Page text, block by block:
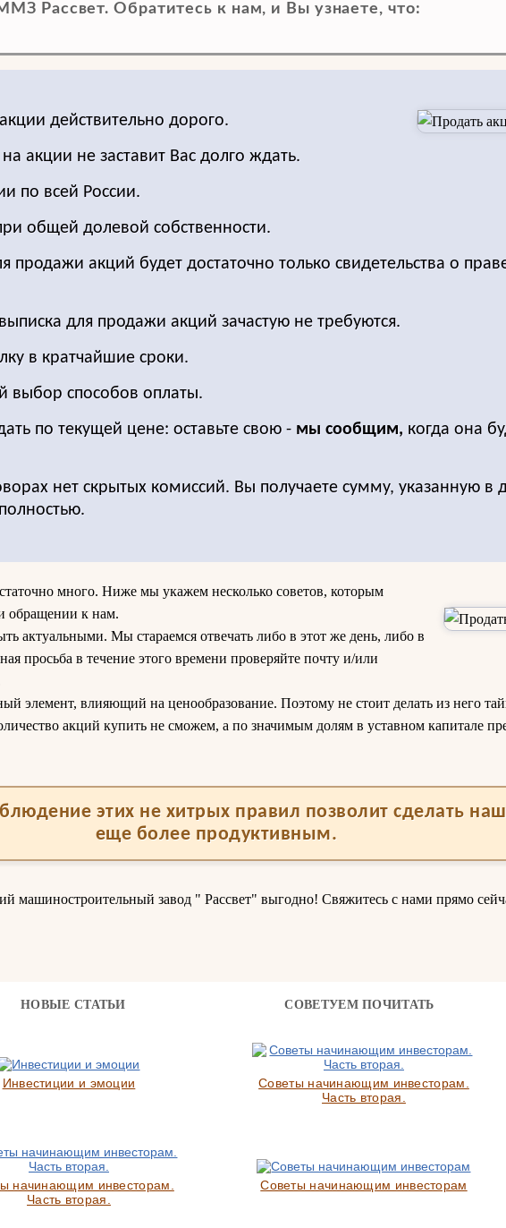
Рассвет. Обратитесь к нам, и Вы узнаете, что:
действительно дорого.
акции не заставит Вас долго ждать.
по всей России.
общей долевой собственности.
продажи акций будет достаточно только свидетельства о
для продажи акций зачастую не требуются.
в кратчайшие сроки.
выбор способов оплаты.
по текущей цене: оставьте свою - мы сообщим, когда она
нет скрытых комиссий. Вы получаете сумму, указанную в
много. Ниже мы укажем несколько советов, которым
обращении к нам.
актуальными. Мы стараемся отвечать либо в этот же день, либо в
просьба в течение этого времени проверяйте почту и/или
элемент, влияющий на ценообразование. Поэтому не стоит делать из него
акций купить не сможем, а по значимым долям в уставном капитале
этих не хитрых правил позволит сделать
еще более продуктивным.
машиностроительный завод " Рассвет" выгодно! Свяжитесь с нами прямо
НОВЫЕ СТАТЬИ СОВЕТУЕМ ПОЧИТАТЬ
Инвестиции и эмоции
Советы начинающим инвесторам.
Часть вторая.
начинающим инвесторам.
Часть вторая.
Советы начинающим инвесторам